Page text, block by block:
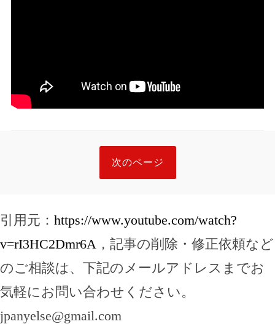
次のページ
引用元： https://www.youtube.com/watch?
v=rI3HC2Dmr6A ，記事の削除・修正依頼など
のご相談は、下記のメールアドレスまでお
気軽にお問い合わせください。
jpanyelse@gmail.com